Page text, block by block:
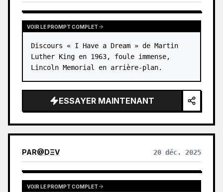
VOIR LE PROMPT COMPLET
Discours « I Have a Dream » de Martin
Luther King en 1963, foule immense,
Lincoln Memorial en arrière-plan.
ESSAYER MAINTENANT
PAR@DΞV 20 déc. 2025
VOIR LE PROMPT COMPLET